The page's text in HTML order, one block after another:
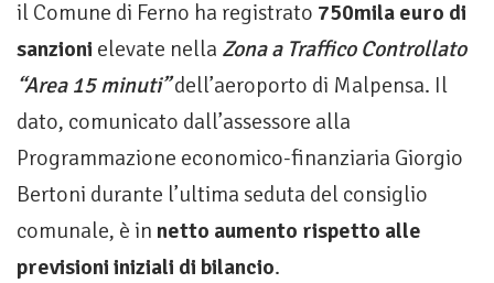
il Comune di Ferno ha registrato 750mila euro di
sanzioni elevate nella Zona a Traffico Controllato
“Area 15 minuti”dell’aeroporto di Malpensa. Il
dato, comunicato dall’assessore alla
Programmazione economico-finanziaria Giorgio
Bertoni durante l’ultima seduta del consiglio
comunale, è in netto aumento rispetto alle
previsioni iniziali di bilancio.